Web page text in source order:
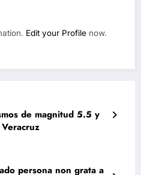
Edit your Profile now.
de magnitud 5.5 y
persona non grata a